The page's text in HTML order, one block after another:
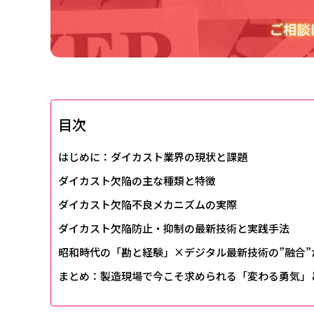
目次
はじめに：ダイカスト業界の現状と課題
ダイカスト欠陥の主な種類と特徴
ダイカスト欠陥不良メカニズムの実際
ダイカスト欠陥防止・抑制の最新技術と実践手法
昭和時代の「勘と経験」×デジタル最新技術の”融合
まとめ：製造現場で今こそ求められる「変わる勇気